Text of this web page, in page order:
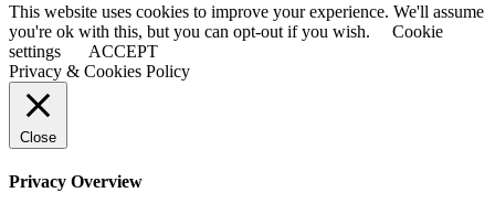
This website uses cookies to improve your experience. We'll assume
you're ok with this, but you can opt-out if you wish.
Cookie
settings
ACCEPT
Privacy & Cookies Policy
Close
Privacy Overview